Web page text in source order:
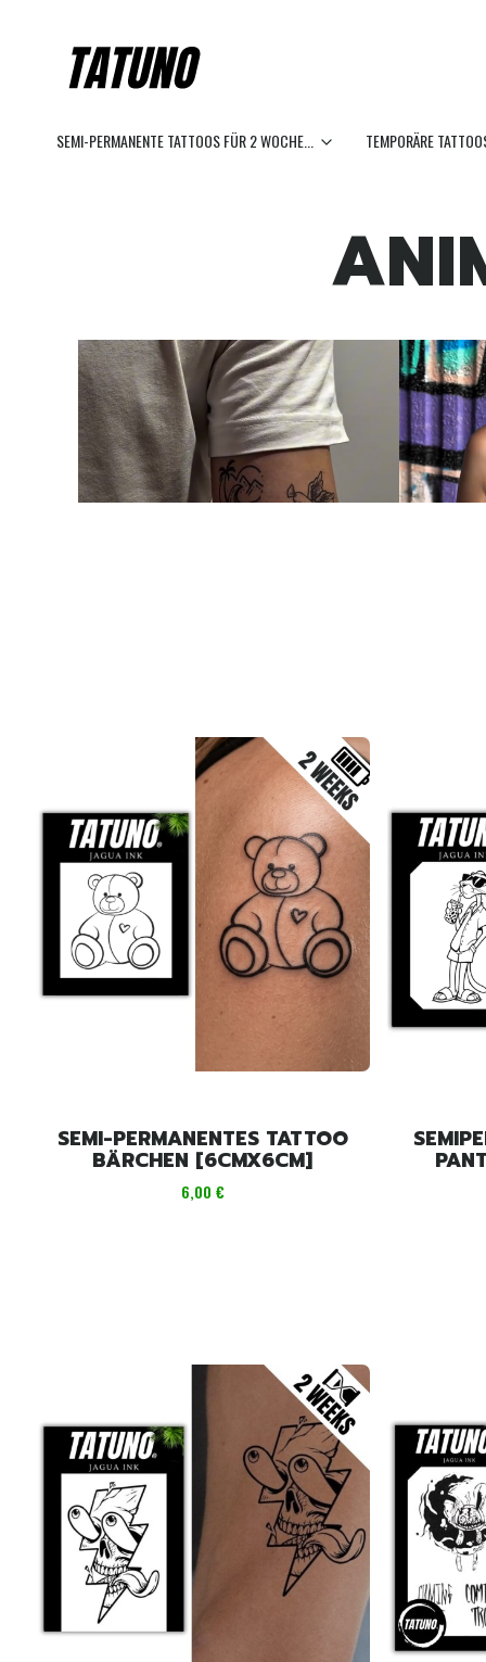
SEMI-PERMANENTE TATTOOS FÜR 2 WOCHE... TEMPORÄRE
SEMI-PERMANENTES TATTOO
BÄRCHEN [6CMX6CM]
Preis
6,00 €